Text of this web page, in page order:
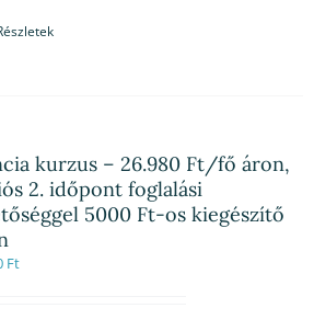
kurzus – 26.980 Ft/fő áron,
2. időpont foglalási
5000 Ft-os kiegészítő
Ft